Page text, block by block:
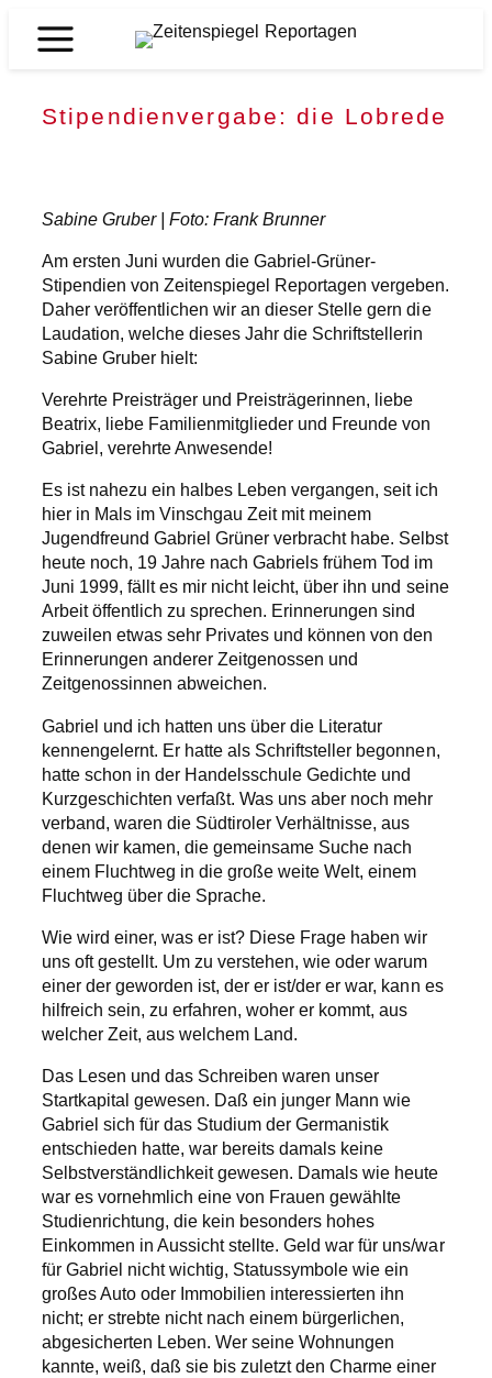
Inhalt
Zeitenspiegel
Stipendienvergabe: die Lobrede
Sabine Gruber | Foto: Frank Brunner
Am ersten Juni wurden die Gabriel-Grüner-
Stipendien von Zeitenspiegel Reportagen vergeben.
Daher veröffentlichen wir an dieser Stelle gern die
Laudation, welche dieses Jahr die Schriftstellerin
Sabine Gruber hielt:
Verehrte Preisträger und Preisträgerinnen, liebe
Beatrix, liebe Familienmitglieder und Freunde von
Gabriel, verehrte Anwesende!
Es ist nahezu ein halbes Leben vergangen, seit ich
hier in Mals im Vinschgau Zeit mit meinem
Jugendfreund Gabriel Grüner verbracht habe. Selbst
heute noch, 19 Jahre nach Gabriels frühem Tod im
Juni 1999, fällt es mir nicht leicht, über ihn und seine
Arbeit öffentlich zu sprechen. Erinnerungen sind
zuweilen etwas sehr Privates und können von den
Erinnerungen anderer Zeitgenossen und
Zeitgenossinnen abweichen.
Gabriel und ich hatten uns über die Literatur
kennengelernt. Er hatte als Schriftsteller begonnen,
hatte schon in der Handelsschule Gedichte und
Kurzgeschichten verfaßt. Was uns aber noch mehr
verband, waren die Südtiroler Verhältnisse, aus
denen wir kamen, die gemeinsame Suche nach
einem Fluchtweg in die große weite Welt, einem
Fluchtweg über die Sprache.
Wie wird einer, was er ist? Diese Frage haben wir
uns oft gestellt. Um zu verstehen, wie oder warum
einer der geworden ist, der er ist/der er war, kann es
hilfreich sein, zu erfahren, woher er kommt, aus
welcher Zeit, aus welchem Land.
Das Lesen und das Schreiben waren unser
Startkapital gewesen. Daß ein junger Mann wie
Gabriel sich für das Studium der Germanistik
entschieden hatte, war bereits damals keine
Selbstverständlichkeit gewesen. Damals wie heute
war es vornehmlich eine von Frauen gewählte
Studienrichtung, die kein besonders hohes
Einkommen in Aussicht stellte. Geld war für uns/war
für Gabriel nicht wichtig, Statussymbole wie ein
großes Auto oder Immobilien interessierten ihn
nicht; er strebte nicht nach einem bürgerlichen,
abgesicherten Leben. Wer seine Wohnungen
kannte, weiß, daß sie bis zuletzt den Charme einer